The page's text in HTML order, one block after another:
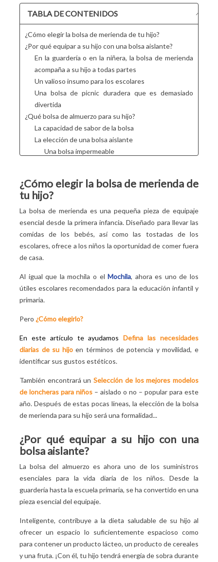
TABLA DE CONTENIDOS
¿Cómo elegir la bolsa de merienda de tu hijo?
¿Por qué equipar a su hijo con una bolsa aislante?
En la guardería o en la niñera, la bolsa de merienda
acompaña a su hijo a todas partes
Un valioso insumo para los escolares
Una bolsa de picnic duradera que es demasiado
divertida
¿Qué bolsa de almuerzo para su hijo?
La capacidad de sabor de la bolsa
La elección de una bolsa aislante
Una bolsa impermeable
El atractivo del modelo
Las mejores bolsas de merienda para niños
Bolsa de merienda Les Déglingos para los más
pequeños
Las bolsas de merienda con licencia siguen siendo
un éxito entre los niños de jardín de infantes y
escuelas primarias
¿Cómo elegir la bolsa de merienda de
tu hijo?
La bolsa de merienda es una pequeña pieza de equipaje
esencial desde la primera infancia. Diseñado para llevar las
comidas de los bebés, así como las tostadas de los
escolares, ofrece a los niños la oportunidad de comer fuera
de casa.
Al igual que la mochila o elMochila, ahora es uno de los
útiles escolares recomendados para la educación infantil y
primaria.
Pero ¿Cómo elegirlo?
En este artículo te ayudamos
Defina las necesidades
diarias de su hijoen términos de potencia y movilidad, e
identificar sus gustos estéticos.
También encontrará unSelección de los mejores modelos
de loncheras para niños – aislado o no – popular para este
año. Después de estas pocas líneas, la elección de la bolsa
de merienda para su hijo será una formalidad...
¿Por qué equipar a su hijo con una
bolsa aislante?
La bolsa del almuerzo es ahora uno de los suministros
esenciales para la vida diaria de los niños. Desde la
guardería hasta la escuela primaria, se ha convertido en una
pieza esencial del equipaje.
Inteligente, contribuye a la dieta saludable de su hijo al
ofrecer un espacio lo suficientemente espacioso como
para contener un producto lácteo, un producto de cereales
y una fruta. ¡Con él, tu hijo tendrá energía de sobra durante